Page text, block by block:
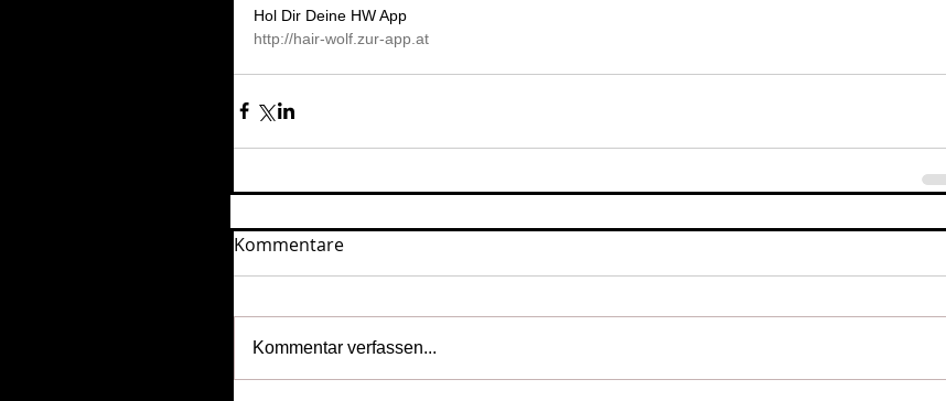
Hol Dir Deine HW App
http://hair-wolf.zur-app.at
Kommentare
Kommentar verfassen...